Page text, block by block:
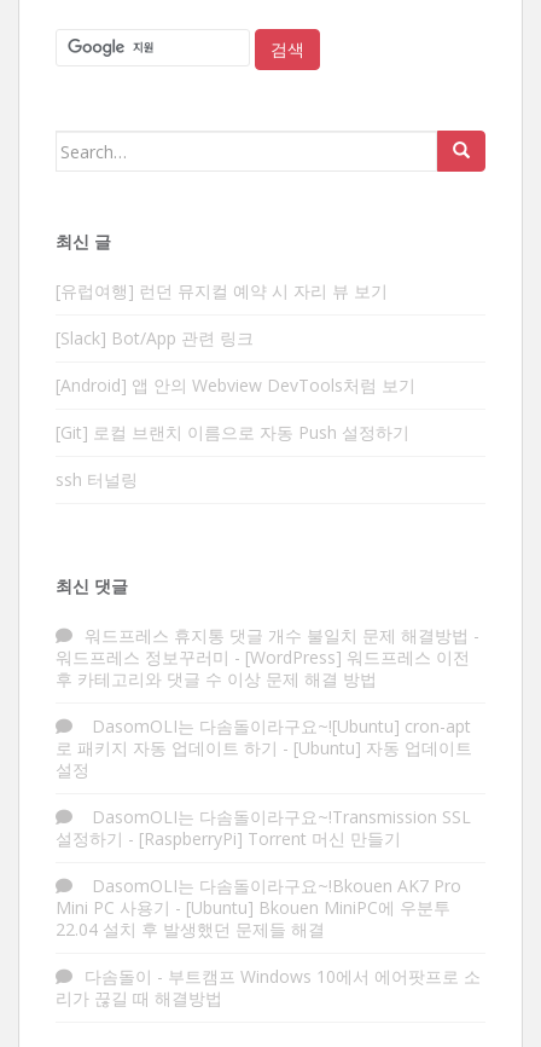
Search
최신 글
[유럽여행] 런던 뮤지컬 예약 시 자리 뷰 보기
[Slack] Bot/App 관련 링크
[Android] 앱 안의 Webview DevTools처럼 보기
[Git] 로컬 브랜치 이름으로 자동 Push 설정하기
ssh 터널링
최신 댓글
워드프레스 휴지통 댓글 개수 불일치 문제 해결방법 -
워드프레스 정보꾸러미 - [WordPress] 워드프레스 이전
후 카테고리와 댓글 수 이상 문제 해결 방법
DasomOLI는 다솜돌이라구요~![Ubuntu] cron-apt
로 패키지 자동 업데이트 하기 - [Ubuntu] 자동 업데이트
설정
DasomOLI는 다솜돌이라구요~!Transmission SSL
설정하기 - [RaspberryPi] Torrent 머신 만들기
DasomOLI는 다솜돌이라구요~!Bkouen AK7 Pro
Mini PC 사용기 - [Ubuntu] Bkouen MiniPC에 우분투
22.04 설치 후 발생했던 문제들 해결
다솜돌이 - 부트캠프 Windows 10에서 에어팟프로 소
리가 끊길 때 해결방법